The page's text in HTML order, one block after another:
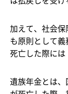
加えて、社会
も原則として
死亡した際には
遺族年金とは